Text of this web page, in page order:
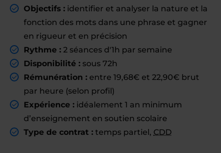
Objectifs : identifier et analyser la nature et la
fonction des mots dans une phrase et gagner
en rigueur et en précision
Rythme : 2 séances d'1h par semaine
Disponibilité : sous 72h
Rémunération : entre 19,68€ et 22,90€ brut
par heure (selon profil)
Expérience : idéalement 1 an minimum
d’enseignement en soutien scolaire
Type de contrat : temps partiel, CDD